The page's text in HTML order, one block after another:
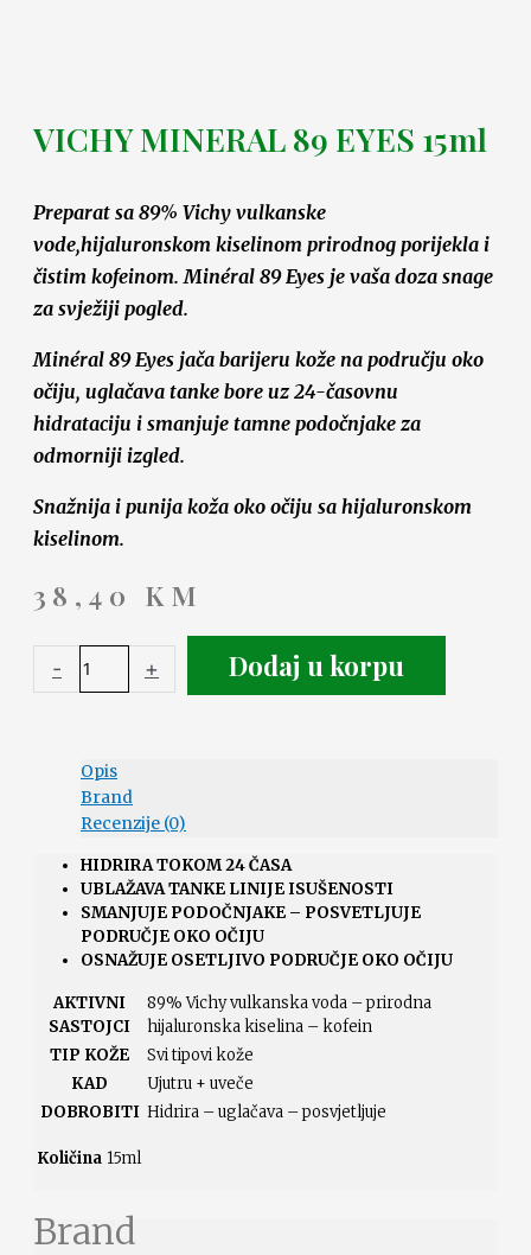
VICHY MINERAL 89 EYES 15ml
Preparat sa 89% Vichy vulkanske
vode,hijaluronskom kiselinom prirodnog porijekla i
čistim kofeinom. Minéral 89 Eyes je vaša doza snage
za svježiji pogled.
Minéral 89 Eyes jača barijeru kože na području oko
očiju, uglačava tanke bore uz 24-časovnu
hidrataciju i smanjuje tamne podočnjake za
odmorniji izgled.
Snažnija i punija koža oko očiju sa hijaluronskom
kiselinom.
38,40 KM
- + Dodaj u korpu
Opis
Brand
Recenzije (0)
HIDRIRA TOKOM 24 ČASA
UBLAŽAVA TANKE LINIJE ISUŠENOSTI
SMANJUJE PODOČNJAKE – POSVETLJUJE
PODRUČJE OKO OČIJU
OSNAŽUJE OSETLJIVO PODRUČJE OKO OČIJU
AKTIVNI
SASTOJCI
89% Vichy vulkanska voda – prirodna
hijaluronska kiselina – kofein
TIP KOŽE
Svi tipovi kože
KAD
Ujutru + uveče
DOBROBITI Hidrira – uglačava – posvjetljuje
Količina 15ml
Brand